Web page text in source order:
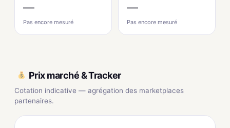
—
Pas encore mesuré
—
Pas encore mesuré
Prix marché & Tracker
Cotation indicative — agrégation des marketplaces
partenaires.